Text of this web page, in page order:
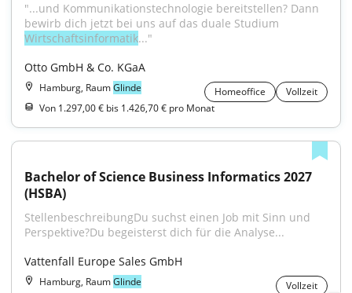
"...und Kommunikationstechnologie bereitstellen? Dann
Wirtschaftsinformatik..."
Otto GmbH & Co. KGaA
Hamburg, RaumGlinde Homeoffice
Vollzeit
Von 1.297,00 € bis 1.426,70 € pro Monat
Bachelor of Science Business Informatics 2027
(HSBA)
StellenbeschreibungDu suchst einen Job mit Sinn und
Perspektive?Du begeisterst dich für die Analyse...
Vattenfall Europe Sales GmbH
Hamburg, RaumGlinde Vollzeit